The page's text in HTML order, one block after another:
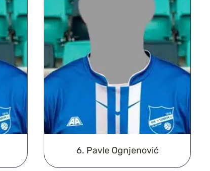
6. Pavle Ognjenović